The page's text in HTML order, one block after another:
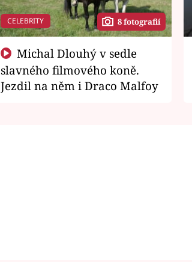
CELEBRITY 8 fotografií
slavného filmového koně.
Jezdil na něm i Draco Malfoy